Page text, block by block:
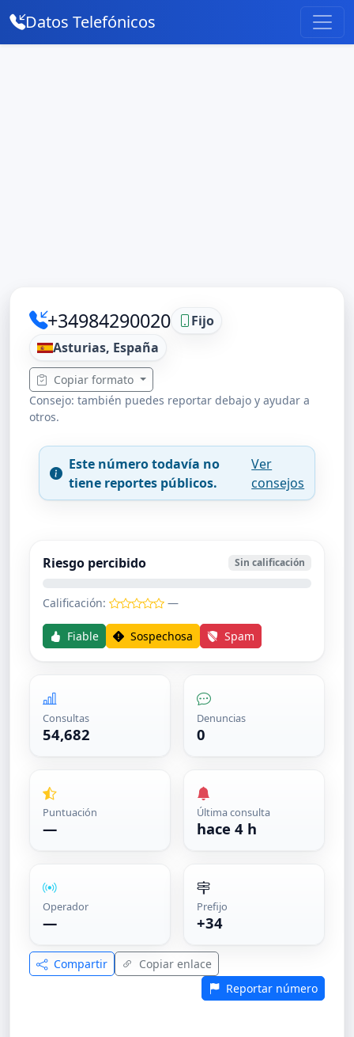
Datos Telefónicos
+34984290020
Fijo
Asturias, España
Copiar formato
Consejo: también puedes reportar debajo y ayudar a
otros.
Este número todavía no
tiene reportes públicos.
Ver
consejos
Riesgo percibido Sin calificación
Calificación: —
Fiable Sospechosa Spam
Consultas
54,682
Denuncias
0
Puntuación
—
Última consulta
hace 4 h
Operador
—
Prefijo
+34
Compartir
Copiar enlace
Reportar número